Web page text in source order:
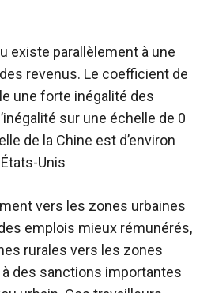
existe parallèlement à une
revenus. Le coefficient de
une forte inégalité des
sur une échelle de 0
de la Chine est d’environ
Unis
vers les zones urbaines
emplois mieux rémunérés,
rurales vers les zones
à des sanctions importantes